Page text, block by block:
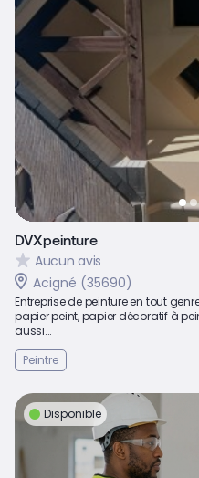
DVXpeinture
Aucun avis
Acigné (35690)
Entreprise de peinture en tout
papier peint, papier décoratif à
aussi...
Peintre
Disponible